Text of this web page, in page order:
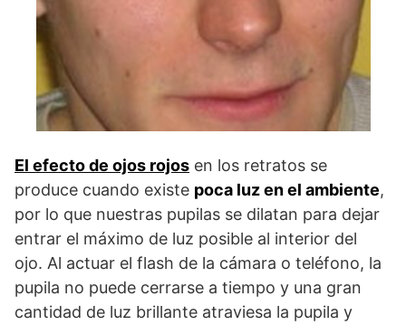
El efecto de ojos rojos en los retratos se
produce cuando existe poca luz en el ambiente,
por lo que nuestras pupilas se dilatan para dejar
entrar el máximo de luz posible al interior del
ojo. Al actuar el flash de la cámara o teléfono, la
pupila no puede cerrarse a tiempo y una gran
cantidad de luz brillante atraviesa la pupila y